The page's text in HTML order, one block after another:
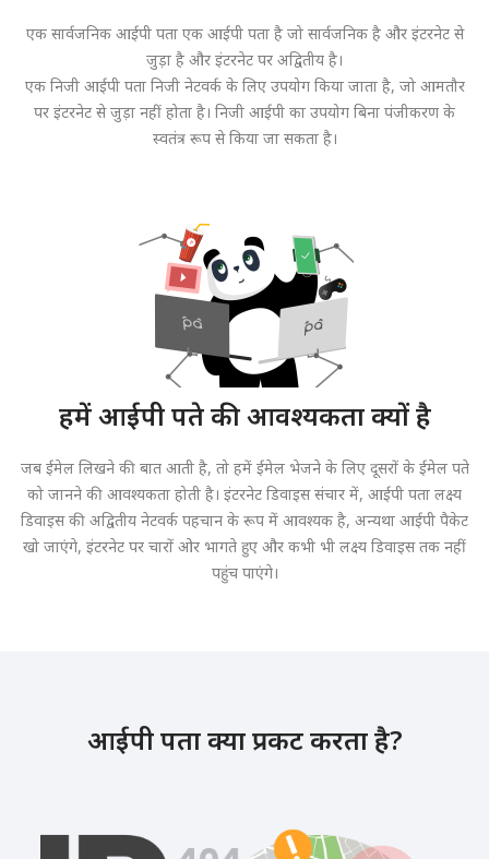
एक सार्वजनिक आईपी पता एक आईपी पता है जो सार्वजनिक है और इंटरनेट से
जुड़ा है और इंटरनेट पर अद्वितीय है।
एक निजी आईपी पता निजी नेटवर्क के लिए उपयोग किया जाता है, जो आमतौर
पर इंटरनेट से जुड़ा नहीं होता है। निजी आईपी का उपयोग बिना पंजीकरण के
स्वतंत्र रूप से किया जा सकता है।
हमें आईपी पते की आवश्यकता क्यों है
जब ईमेल लिखने की बात आती है, तो हमें ईमेल भेजने के लिए दूसरों के ईमेल पते
को जानने की आवश्यकता होती है। इंटरनेट डिवाइस संचार में, आईपी पता लक्ष्य
डिवाइस की अद्वितीय नेटवर्क पहचान के रूप में आवश्यक है, अन्यथा आईपी पैकेट
खो जाएंगे, इंटरनेट पर चारों ओर भागते हुए और कभी भी लक्ष्य डिवाइस तक नहीं
पहुंच पाएंगे।
आईपी पता क्या प्रकट करता है?